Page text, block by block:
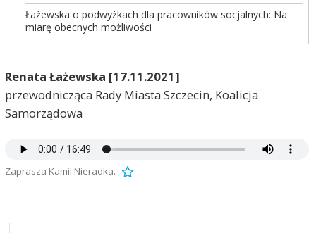
Łażewska o podwyżkach dla pracowników socjalnych: Na
miarę obecnych możliwości
Renata Łażewska [17.11.2021]
przewodnicząca Rady Miasta Szczecin, Koalicja
Samorządowa
Zaprasza Kamil Nieradka.